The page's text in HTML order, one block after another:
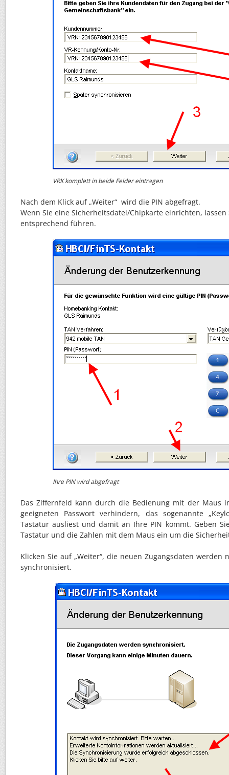
VRK komplett in beide Felder eintragen
Nach dem Klick auf „Weiter“ wird die PIN abgefragt.
Wenn Sie eine Sicherheitsdatei/Chipkarte einrichten, lassen
entsprechend führen.
Ihre PIN wird abgefragt
Das Ziffernfeld kann durch die Bedienung mit der Maus
geeigneten Passwort verhindern, das sogenannte
Tastatur ausliest und damit an Ihre PIN kommt. Geben
Tastatur und die Zahlen mit dem Maus ein um die
Klicken Sie auf „Weiter“, die neuen Zugangsdaten werden
synchronisiert.